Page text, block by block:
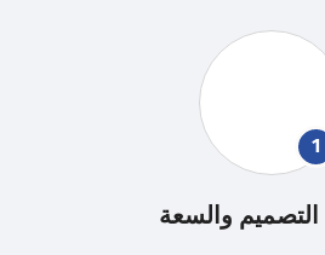
1
التصميم والسعة